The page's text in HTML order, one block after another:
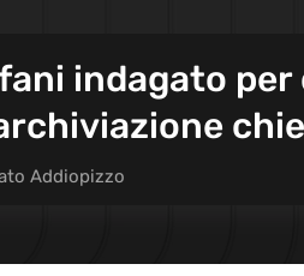
indagato
Addiopizzo